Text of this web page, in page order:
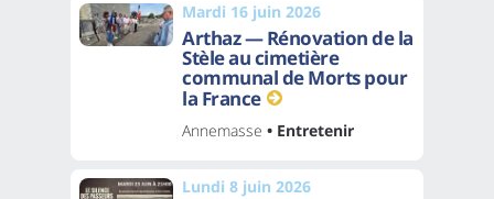
Mardi 16 juin 2026
Arthaz — Rénovation de la
Stèle au cimetière
communal de Morts pour
la France
Annemasse • Entretenir
Lundi 8 juin 2026